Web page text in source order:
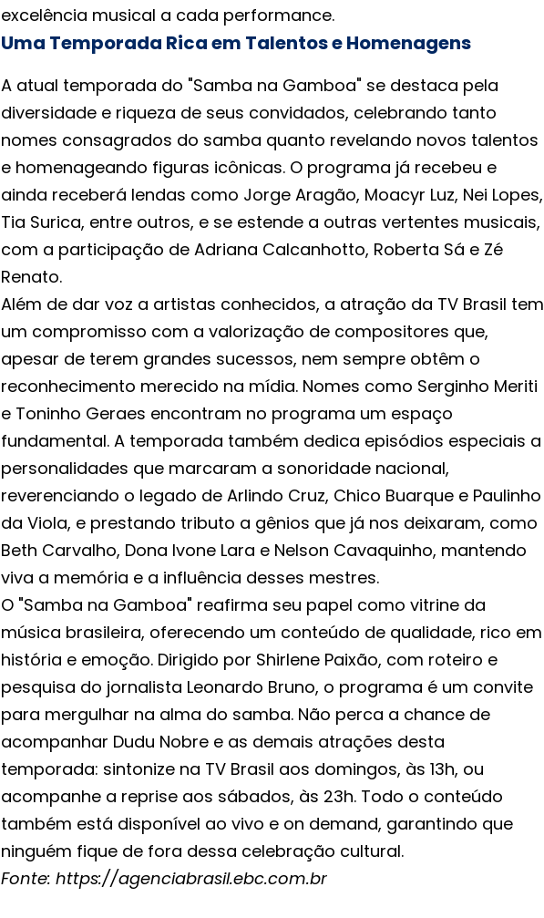
excelência musical a cada performance.
Uma Temporada Rica em Talentos e Homenagens
A atual temporada do "Samba na Gamboa" se destaca pela
diversidade e riqueza de seus convidados, celebrando tanto
nomes consagrados do samba quanto revelando novos talentos
e homenageando figuras icônicas. O programa já recebeu e
ainda receberá lendas como Jorge Aragão, Moacyr Luz, Nei Lopes,
Tia Surica, entre outros, e se estende a outras vertentes musicais,
com a participação de Adriana Calcanhotto, Roberta Sá e Zé
Renato.
Além de dar voz a artistas conhecidos, a atração da TV Brasil tem
um compromisso com a valorização de compositores que,
apesar de terem grandes sucessos, nem sempre obtêm o
reconhecimento merecido na mídia. Nomes como Serginho Meriti
e Toninho Geraes encontram no programa um espaço
fundamental. A temporada também dedica episódios especiais a
personalidades que marcaram a sonoridade nacional,
reverenciando o legado de Arlindo Cruz, Chico Buarque e Paulinho
da Viola, e prestando tributo a gênios que já nos deixaram, como
Beth Carvalho, Dona Ivone Lara e Nelson Cavaquinho, mantendo
viva a memória e a influência desses mestres.
O "Samba na Gamboa" reafirma seu papel como vitrine da
música brasileira, oferecendo um conteúdo de qualidade, rico em
história e emoção. Dirigido por Shirlene Paixão, com roteiro e
pesquisa do jornalista Leonardo Bruno, o programa é um convite
para mergulhar na alma do samba. Não perca a chance de
acompanhar Dudu Nobre e as demais atrações desta
temporada: sintonize na TV Brasil aos domingos, às 13h, ou
acompanhe a reprise aos sábados, às 23h. Todo o conteúdo
também está disponível ao vivo e on demand, garantindo que
ninguém fique de fora dessa celebração cultural.
Fonte: https://agenciabrasil.ebc.com.br